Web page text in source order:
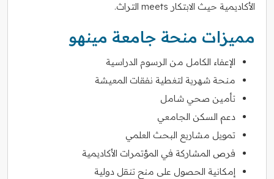
الأكاديمية حيث الابتكار meets التراث.
مميزات منحة جامعة مينهو
الإعفاء الكامل من الرسوم الدراسية
منحة شهرية لتغطية نفقات المعيشة
تأمين صحي شامل
دعم السكن الجامعي
تمويل مشاريع البحث العلمي
فرص المشاركة في المؤتمرات الأكاديمية
إمكانية الحصول على منح تنقل دولية